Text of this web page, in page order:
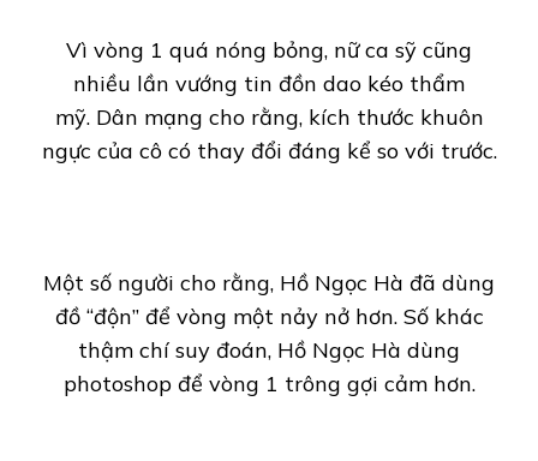
Vì vòng 1 quá nóng bỏng, nữ ca sỹ cũng
nhiều lần vướng tin đồn dao kéo thẩm
mỹ. Dân mạng cho rằng, kích thước khuôn
ngực của cô có thay đổi đáng kể so với trước.
Một số người cho rằng, Hồ Ngọc Hà đã dùng
đồ “độn” để vòng một nảy nở hơn. Số khác
thậm chí suy đoán, Hồ Ngọc Hà dùng
photoshop để vòng 1 trông gợi cảm hơn.